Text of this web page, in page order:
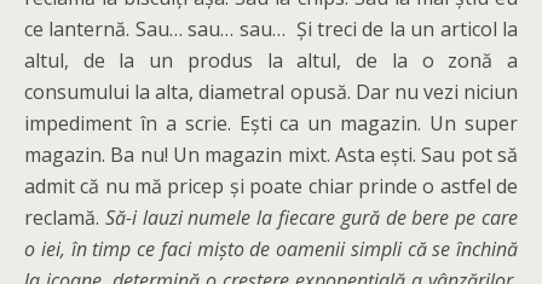
ce lanternă. Sau… sau… sau… Și treci de la un articol la
altul, de la un produs la altul, de la o zonă a
consumului la alta, diametral opusă. Dar nu vezi niciun
impediment în a scrie. Ești ca un magazin. Un super
magazin. Ba nu! Un magazin mixt. Asta ești. Sau pot să
admit că nu mă pricep și poate chiar prinde o astfel de
reclamă. Să-i lauzi numele la fiecare gură de bere pe care
o iei, în timp ce faci mișto de oamenii simpli că se închină